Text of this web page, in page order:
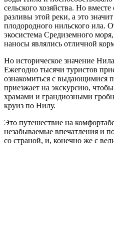
сельского хозяйства. Но
разливы этой реки, а это
плодородного нильского ила.
экосистема Средиземного
наносы являлись отличной
Но историческое значение
Ежегодно тысячи туристов
ознакомиться с выдающимися
приезжает на экскурсию,
храмами и грандиозными
круиз по Нилу.
Это путешествие на
незабываемые впечатления и
со страной, и, конечно же с